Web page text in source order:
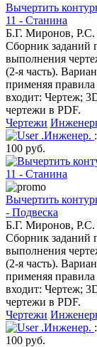
Вычертить
11 - Станина
Б.Г. Миронов,
Сборник заданий
выполнения
(2-я часть).
применяя
входит: Чертеж;
чертежи в PDF.
Чертежи
.Инженер.
100 руб.
Вычертить
- Подвеска
Б.Г. Миронов,
Сборник заданий
выполнения
(2-я часть).
применяя
входит: Чертеж;
чертежи в PDF.
Чертежи
.Инженер.
100 руб.